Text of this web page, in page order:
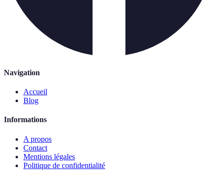
Navigation
Accueil
Blog
Informations
A propos
Contact
Mentions légales
Politique de confidentialité